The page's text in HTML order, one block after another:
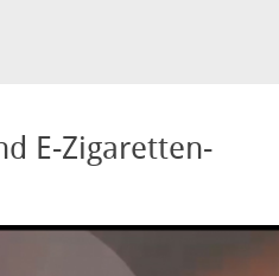
E-Zigaretten-